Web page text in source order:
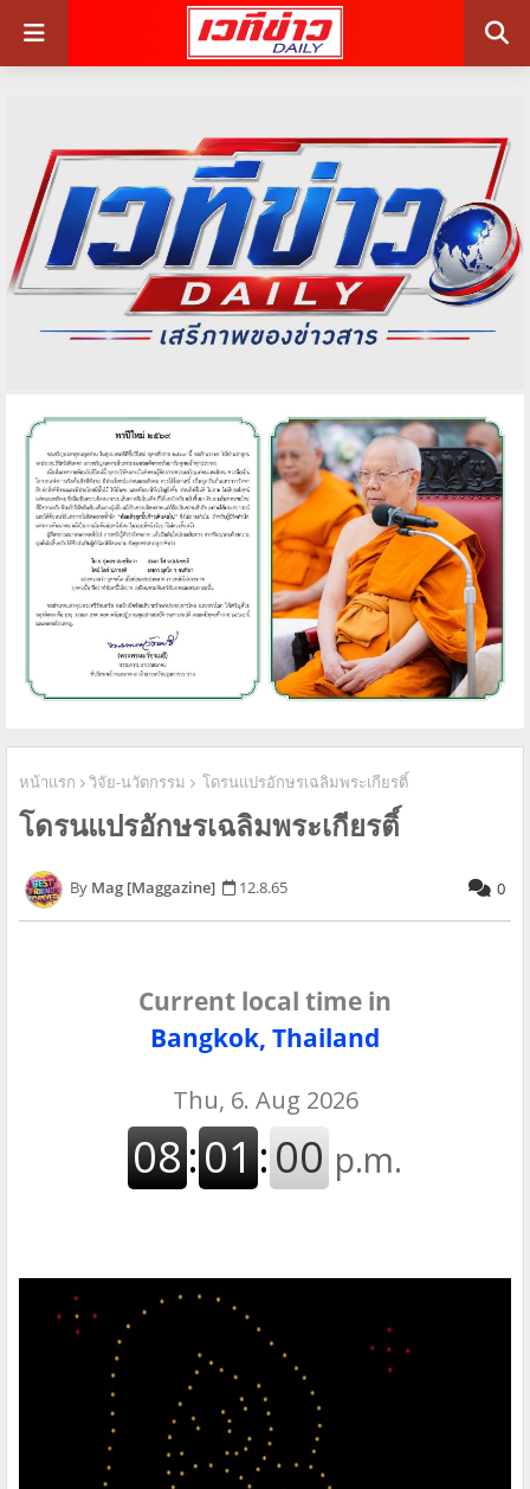
หน้าแรก วิจัย-นวัตกรรม โดรนแปรอักษรเฉลิมพระเกียรติ์
โดรนแปรอักษรเฉลิมพระเกียรติ์
Mag [Maggazine] 12.8.65 0
Current local time in
Bangkok, Thailand